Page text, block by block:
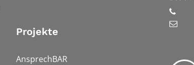
Projekte
AnsprechBAR